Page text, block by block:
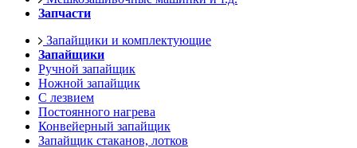
Запчасти
Запайщики и комплектующие
Запайщики
Ручной запайщик
Ножной запайщик
С лезвием
Постоянного нагрева
Конвейерный запайщик
Запайщик стаканов, лотков